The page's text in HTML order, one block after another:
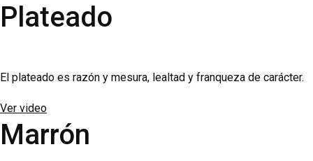
Plateado
El plateado es razón y mesura, lealtad y franqueza de carácter.
Ver video
Marrón